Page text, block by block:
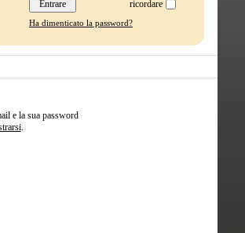
ricordare
Ha dimenticato la password?
e la sua password
.